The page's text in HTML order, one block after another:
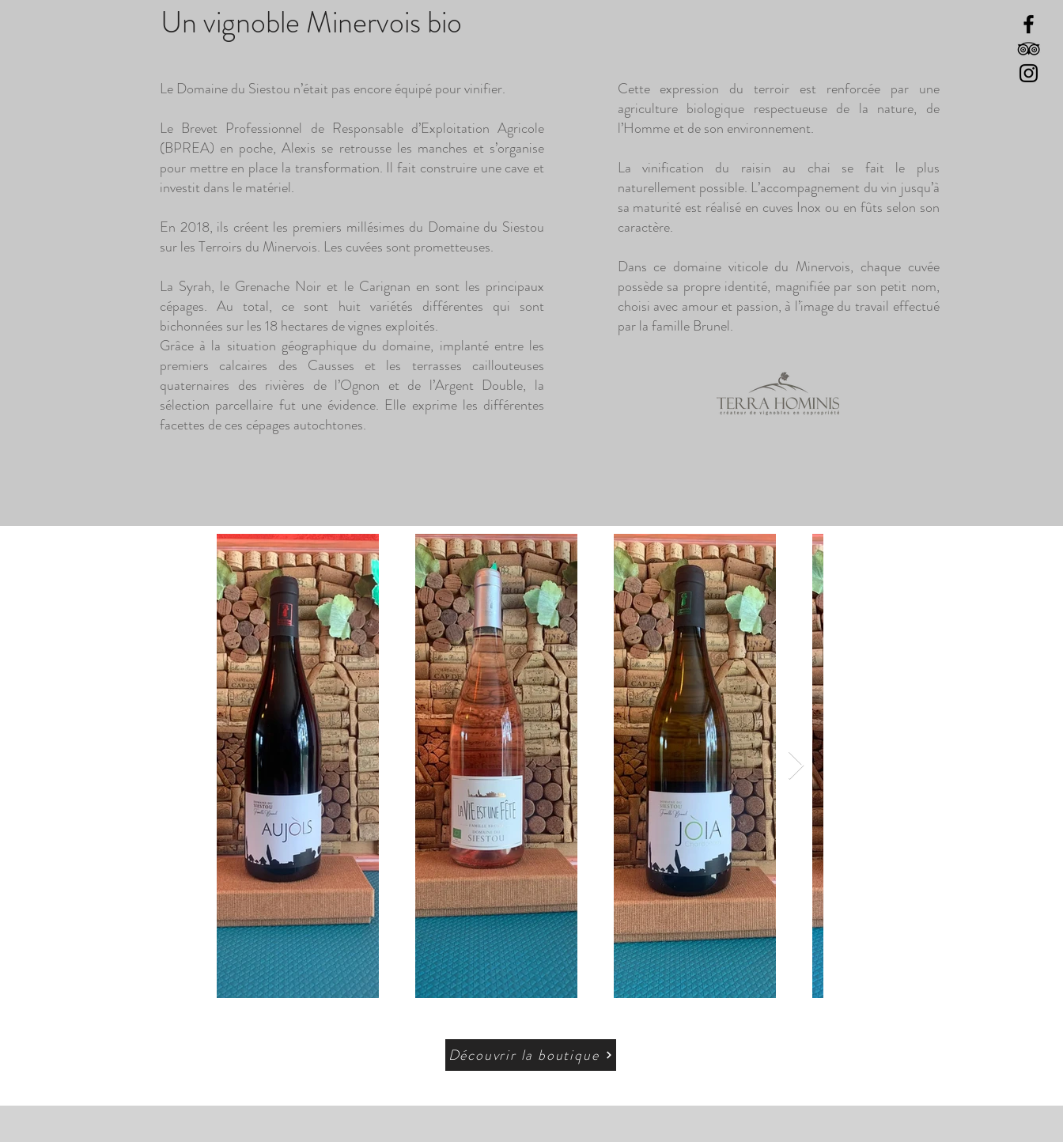
Un vignoble Minervois bio
Le Domaine du Siestou n’était pas encore équipé pour vinifier.
Le Brevet Professionnel de Responsable d’Exploitation Agricole
(BPREA) en poche, Alexis se retrousse les manches et s’organise
pour mettre en place la transformation. Il fait construire une cave et
investit dans le matériel.
En 2018, ils créent les premiers millésimes du Domaine du Siestou
sur les Terroirs du Minervois. Les cuvées sont prometteuses.
La Syrah, le Grenache Noir et le Carignan en sont les principaux
cépages. Au total, ce sont huit variétés différentes qui sont
bichonnées sur les 18 hectares de vignes exploités.
Grâce à la situation géographique du domaine, implanté entre les
premiers calcaires des Causses et les terrasses caillouteuses
quaternaires des rivières de l’Ognon et de l’Argent Double, la
sélection parcellaire fut une évidence. Elle exprime les différentes
facettes de ces cépages autochtones.
Cette expression du terroir est renforcée par une
agriculture biologique respectueuse de la nature, de
l’Homme et de son environnement.
La vinification du raisin au chai se fait le plus
naturellement possible. L’accompagnement du vin jusqu’à
sa maturité est réalisé en cuves Inox ou en fûts selon son
caractère.
Dans ce domaine viticole du Minervois, chaque cuvée
possède sa propre identité, magnifiée par son petit nom,
choisi avec amour et passion, à l’image du travail effectué
par la famille Brunel.
Découvrir la boutique